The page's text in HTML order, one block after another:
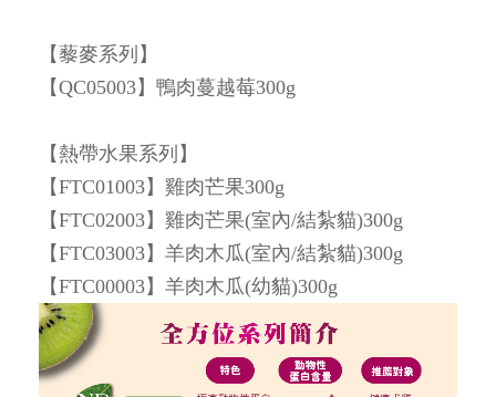
【藜麥系列】
【QC05003】鴨肉蔓越莓300g
【熱帶水果系列】
【FTC01003】雞肉芒果300g
【FTC02003】雞肉芒果(室內/結紮貓)300g
【FTC03003】羊肉木瓜(室內/結紮貓)300g
【FTC00003】羊肉木瓜(幼貓)300g